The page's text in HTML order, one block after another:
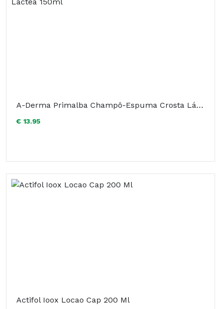
A-Derma Primalba Champô-Espuma Crosta Láctea 150ml
€ 13.95
Actifol Ioox Locao Cap 200 Ml